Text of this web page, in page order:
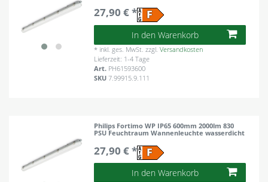
27,90 € *
In den Warenkorb
* inkl. ges. MwSt. zzgl.Versandkosten
Lieferzeit: 1-4 Tage
Art. PH61593600
SKU7.99915.9.111
Philips Fortimo WP IP65 600mm 2000lm 830
PSU Feuchtraum Wannenleuchte wasserdicht
27,90 € *
In den Warenkorb